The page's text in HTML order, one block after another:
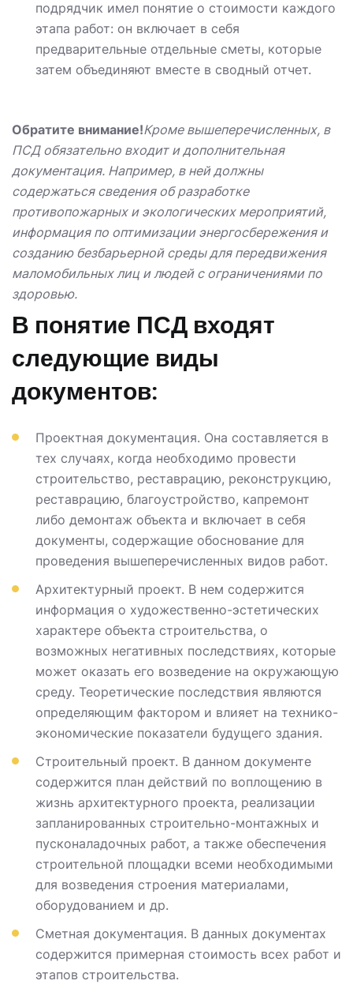
подрядчик имел понятие о стоимости каждого
этапа работ: он включает в себя
предварительные отдельные сметы, которые
затем объединяют вместе в сводный отчет.
Обратите внимание!Кроме вышеперечисленных, в
ПСД обязательно входит и дополнительная
документация. Например, в ней должны
содержаться сведения об разработке
противопожарных и экологических мероприятий,
информация по оптимизации энергосбережения и
созданию безбарьерной среды для передвижения
маломобильных лиц и людей с ограничениями по
здоровью.
В понятие ПСД входят
следующие виды
документов:
Проектная документация. Она составляется в
тех случаях, когда необходимо провести
строительство, реставрацию, реконструкцию,
реставрацию, благоустройство, капремонт
либо демонтаж объекта и включает в себя
документы, содержащие обоснование для
проведения вышеперечисленных видов работ.
Архитектурный проект. В нем содержится
информация о художественно-эстетических
характере объекта строительства, о
возможных негативных последствиях, которые
может оказать его возведение на окружающую
среду. Теоретические последствия являются
определяющим фактором и влияет на технико-
экономические показатели будущего здания.
Строительный проект. В данном документе
содержится план действий по воплощению в
жизнь архитектурного проекта, реализации
запланированных строительно-монтажных и
пусконаладочных работ, а также обеспечения
строительной площадки всеми необходимыми
для возведения строения материалами,
оборудованием и др.
Сметная документация. В данных документах
содержится примерная стоимость всех работ и
этапов строительства.